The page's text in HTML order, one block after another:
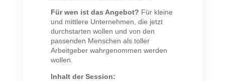
Für wen ist das Angebot? Für kleine
und mittlere Unternehmen, die jetzt
durchstarten wollen und von den
passenden Menschen als toller
Arbeitgeber wahrgenommen werden
wollen.
Inhalt der Session: